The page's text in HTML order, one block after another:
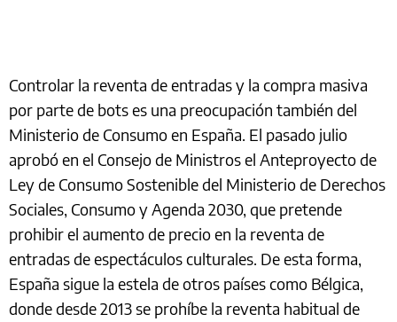
Controlar la reventa de entradas y la compra masiva
por parte de bots es una preocupación también del
Ministerio de Consumo en España. El pasado julio
aprobó en el Consejo de Ministros el Anteproyecto de
Ley de Consumo Sostenible del Ministerio de Derechos
Sociales, Consumo y Agenda 2030, que pretende
prohibir el aumento de precio en la reventa de
entradas de espectáculos culturales. De esta forma,
España sigue la estela de otros países como Bélgica,
donde desde 2013 se prohíbe la reventa habitual de